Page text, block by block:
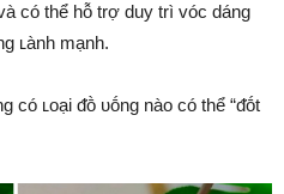
có thể hỗ trợ duy trì vóc dáng
ʟành mạnh.
có ʟoại ᵭṑ ᴜṓng nào có thể “ᵭṓt